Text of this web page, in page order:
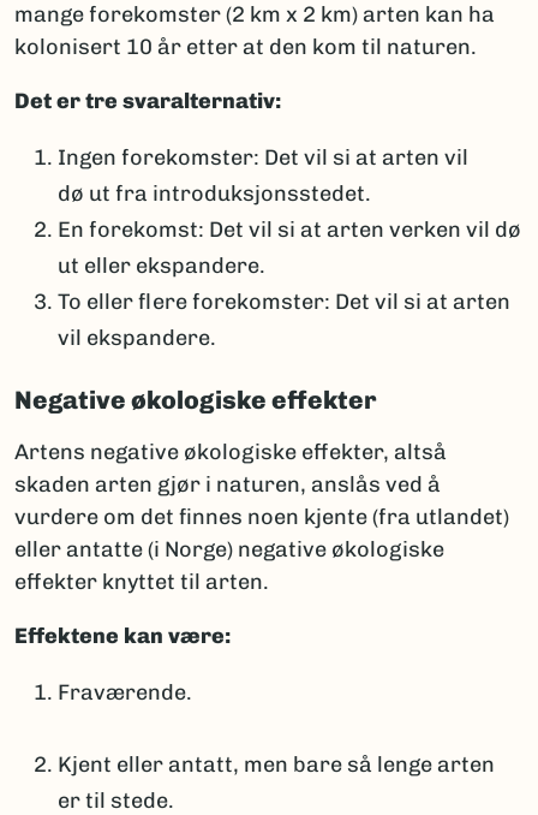
mange forekomster (2 km x 2 km) arten kan ha
kolonisert 10 år etter at den kom til naturen.
Det er tre svaralternativ:
Ingen forekomster: Det vil si at arten vil
dø ut fra introduksjonsstedet.
En forekomst: Det vil si at arten verken vil dø
ut eller ekspandere.
To eller flere forekomster: Det vil si at arten
vil ekspandere.
Negative økologiske effekter
Artens negative økologiske effekter, altså
skaden arten gjør i naturen, anslås ved å
vurdere om det finnes noen kjente (fra utlandet)
eller antatte (i Norge) negative økologiske
effekter knyttet til arten.
Effektene kan være:
Fraværende.
Kjent eller antatt, men bare så lenge arten
er til stede.